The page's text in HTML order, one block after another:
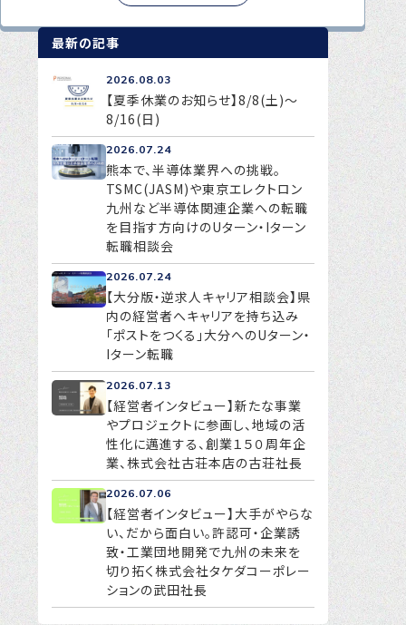
最新の記事
2026.08.03
【夏季休業のお知らせ】8/8(土)～
8/16(日)
2026.07.24
熊本で、半導体業界への挑戦。
TSMC(JASM)や東京エレクトロン
九州など半導体関連企業への転職
を目指す方向けのUターン・Iターン
転職相談会
2026.07.24
【大分版・逆求人キャリア相談会】県
内の経営者へキャリアを持ち込み
「ポストをつくる」大分へのUターン・
Iターン転職
2026.07.13
【経営者インタビュー】新たな事業
やプロジェクトに参画し、地域の活
性化に邁進する、創業１５０周年企
業、株式会社古荘本店の古荘社長
2026.07.06
【経営者インタビュー】大手がやらな
い、だから面白い。許認可・企業誘
致・工業団地開発で九州の未来を
切り拓く株式会社タケダコーポレー
ションの武田社長